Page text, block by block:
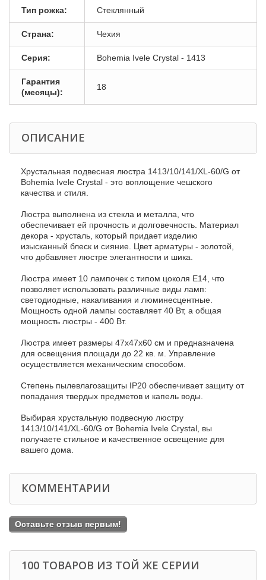
Тип рожка: Стеклянный
Страна: Чехия
Серия: Bohemia Ivele Crystal - 1413
Гарантия
(месяцы):
18
ОПИСАНИЕ
Хрустальная подвесная люстра 1413/10/141/XL-60/G от
Bohemia Ivele Crystal - это воплощение чешского
качества и стиля.
Люстра выполнена из стекла и металла, что
обеспечивает ей прочность и долговечность. Материал
декора - хрусталь, который придает изделию
изысканный блеск и сияние. Цвет арматуры - золотой,
что добавляет люстре элегантности и шика.
Люстра имеет 10 лампочек с типом цоколя E14, что
позволяет использовать различные виды ламп:
светодиодные, накаливания и люминесцентные.
Мощность одной лампы составляет 40 Вт, а общая
мощность люстры - 400 Вт.
Люстра имеет размеры 47х47х60 см и предназначена
для освещения площади до 22 кв. м. Управление
осуществляется механическим способом.
Степень пылевлагозащиты IP20 обеспечивает защиту от
попадания твердых предметов и капель воды.
Выбирая хрустальную подвесную люстру
1413/10/141/XL-60/G от Bohemia Ivele Crystal, вы
получаете стильное и качественное освещение для
вашего дома.
КОММЕНТАРИИ
Оставьте отзыв первым!
100 ТОВАРОВ ИЗ ТОЙ ЖЕ СЕРИИ